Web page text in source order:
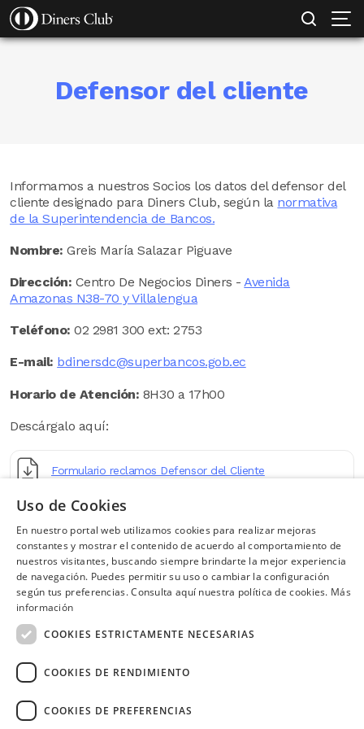
Pasar
al
Defensor del cliente
Informamos a nuestros Socios los datos del defensor del
cliente designado para Diners Club, según la normativa
de la Superintendencia de Bancos.
Nombre: Greis María Salazar Piguave
Dirección: Centro De Negocios Diners -Avenida
Amazonas N38-70 y Villalengua
Teléfono: 02 2981 300 ext: 2753
E-mail: bdinersdc@superbancos.gob.ec
Horario de Atención: 8H30 a 17h00
Descárgalo aquí:
Formulario reclamos Defensor del Cliente
¿Necesitas ayuda? (02) 298 1300
Image
Uso de Cookies
En nuestro portal web utilizamos cookies para realizar mejoras
constantes y mostrar el contenido de acuerdo al comportamiento de
nuestros visitantes, buscando siempre brindarte la mejor experiencia
de navegación. Puedes permitir su uso o cambiar la configuración
según tus preferencias. Consulta aquí nuestra política de cookies. Más
información
COOKIES ESTRICTAMENTE NECESARIAS
COOKIES DE RENDIMIENTO
COOKIES DE PREFERENCIAS